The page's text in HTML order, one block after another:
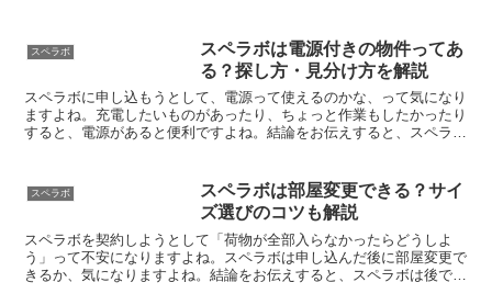
スペラボ
スペラボは電源付きの物件ってあ
る？探し方・見分け方を解説
スペラボに申し込もうとして、電源って使えるのかな、って気になり
ますよね。充電したいものがあったり、ちょっと作業もしたかったり
すると、電源があると便利ですよね。結論をお伝えすると、スペラボ
スペラボ
スペラボは部屋変更できる？サイ
ズ選びのコツも解説
スペラボを契約しようとして「荷物が全部入らなかったらどうしよ
う」って不安になりますよね。スペラボは申し込んだ後に部屋変更で
きるか、気になりますよね。結論をお伝えすると、スペラボは後で部